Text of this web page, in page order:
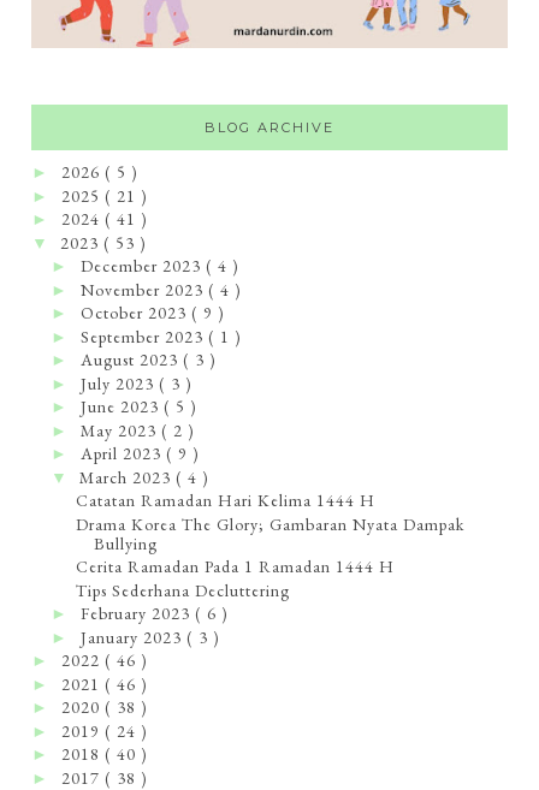
BLOG ARCHIVE
► 2026 ( 5 )
► 2025 ( 21 )
► 2024 ( 41 )
▼ 2023 ( 53 )
►December 2023( 4 )
►November 2023( 4 )
►October 2023( 9 )
►September 2023( 1 )
►August 2023( 3 )
►July 2023( 3 )
►June 2023( 5 )
►May 2023( 2 )
►April 2023( 9 )
▼ March 2023( 4 )
Catatan Ramadan Hari Kelima 1444 H
Drama Korea The Glory; Gambaran Nyata Dampak
Bullying
Cerita Ramadan Pada 1 Ramadan 1444 H
Tips Sederhana Decluttering
►February 2023( 6 )
►January 2023( 3 )
► 2022 ( 46 )
► 2021 ( 46 )
► 2020 ( 38 )
► 2019 ( 24 )
► 2018 ( 40 )
► 2017 ( 38 )